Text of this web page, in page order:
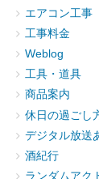
エアコン工事
工事料金
Weblog
工具・道具
商品案内
休日の過ごし
デジタル放送
酒紀行
ランダムアク